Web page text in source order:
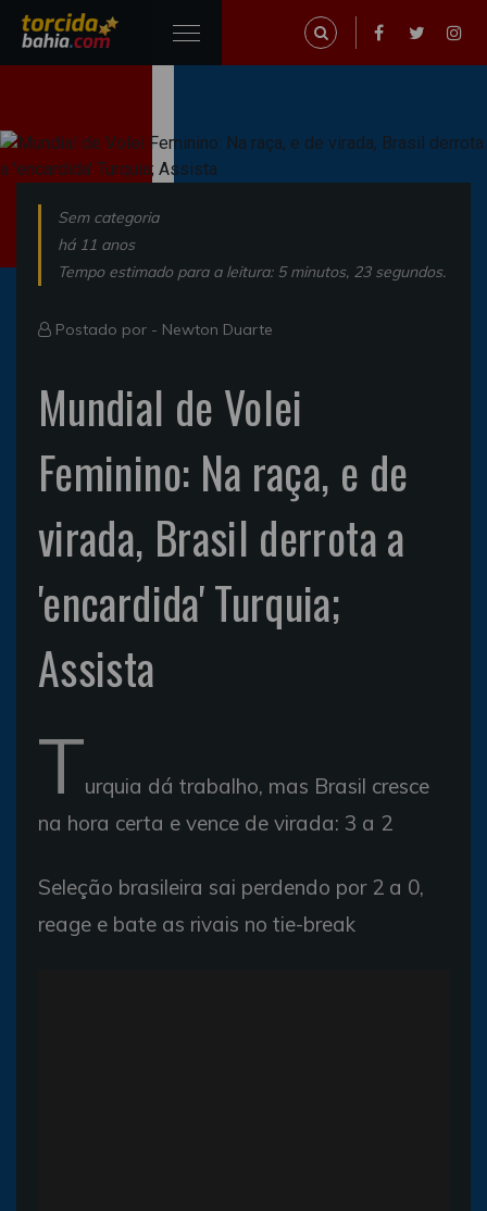
Sem categoria
há 11 anos
Tempo estimado para a leitura: 5 minutos, 23 segundos.
Postado por - Newton Duarte
Mundial de Volei
Feminino: Na raça, e de
virada, Brasil derrota a
'encardida' Turquia;
Assista
Turquia dá trabalho, mas Brasil cresce
na hora certa e vence de virada: 3 a 2
Seleção brasileira sai perdendo por 2 a 0,
reage e bate as rivais no tie-break